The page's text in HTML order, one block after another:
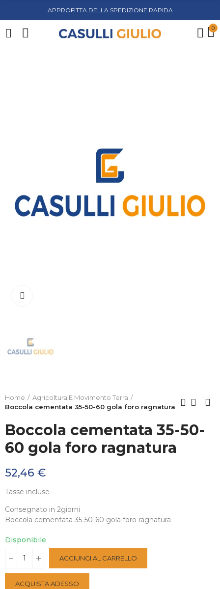
APPROFITTA DELLA SPEDIZIONE RAPIDA
0
Home
Agricoltura E Movimento Terra
Boccola cementata 35-50-60 gola foro ragnatura
Boccola cementata 35-50-
60 gola foro ragnatura
52,46 €
Tasse incluse
Consegnato in 2giorni
Boccola cementata 35-50-60 gola foro ragnatura
Disponibile
AGGIUNGI AL CARRELLO
ACQUISTA ADESSO